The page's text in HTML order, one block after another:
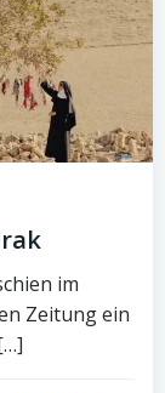
im
Zeitung ein